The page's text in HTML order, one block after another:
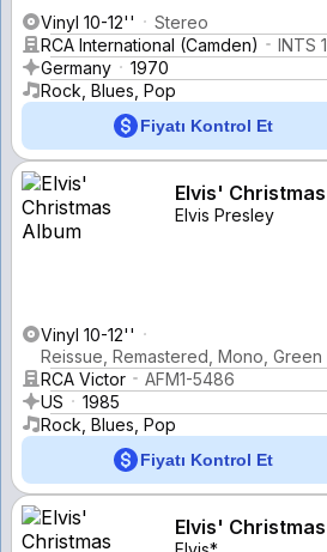
Vinyl 10-12''
Stereo
RCA International (Camden)
INTS
Germany
1970
Rock, Blues, Pop
Fiyatı Kontrol Et
Elvis'
Elvis Presley
Vinyl 10-12''
Reissue, Remastered, Mono,
RCA Victor
AFM1-5486
US
1985
Rock, Blues, Pop
Fiyatı Kontrol Et
Elvis'